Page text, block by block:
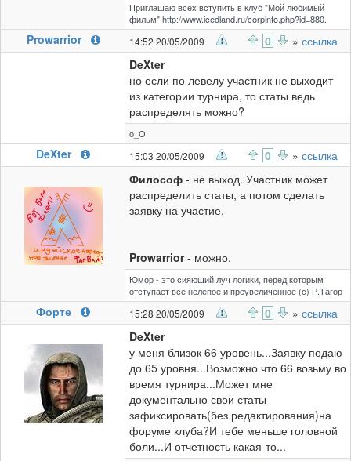
Приглашаю всех вступить в клуб "Мой любимый
фильм" http://www.icedland.ru/corpinfo.php?id=880.
Prowarrior 14:52 20/05/2009 0 » ссылка
DeXter
но если по левелу участник не выходит
из категории турнира, то статы ведь
распределять можно?
о_О
DeXter 15:03 20/05/2009 0 » ссылка
Философ - не выход. Участник может
распределить статы, а потом сделать
заявку на участие.
Prowarrior- можно.
Юмор - это сияющий луч логики, перед которым
отступает все нелепое и преувеличенное (с) Р.Тагор
Форте 15:28 20/05/2009 0 » ссылка
DeXter
у меня близок 66 уровень...Заявку подаю
до 65 уровня...Возможно что 66 возьму во
время турнира...Может мне
документально свои статы
зафиксировать(без редактирования)на
форуме клуба?И тебе меньше головной
боли...И отчетность какая-то...